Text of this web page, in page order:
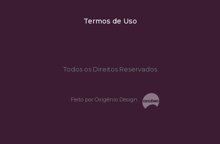
Termos de Uso
Todos os Direitos Reservados
Feito por Oxigênio Design